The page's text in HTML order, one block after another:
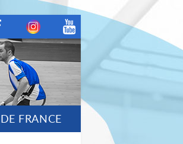
FRANCE
InstagramYoutube